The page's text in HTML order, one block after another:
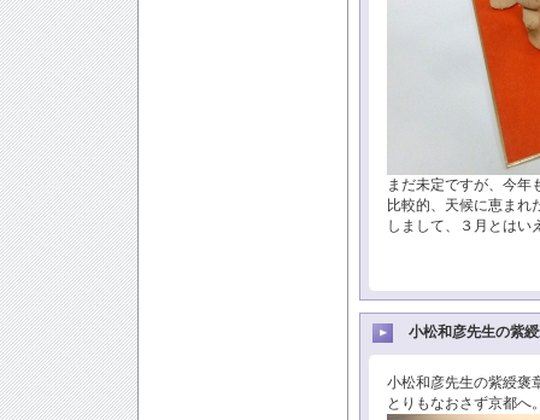
まだ未定ですが、今年
比較的、天候に恵まれ
しまして、３月とはい
小松和彦先生の紫
小松和彦先生の紫綬褒
とりもなおさず京都へ